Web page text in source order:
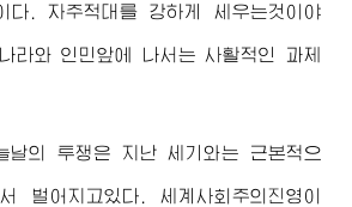
다. 자주적대를 강하게 세우는것이야
라와 인민앞에 나서는 사활적인 과제
날의 투쟁은 지난 세기와는 근본적으
벌어지고있다. 세계사회주의진영이